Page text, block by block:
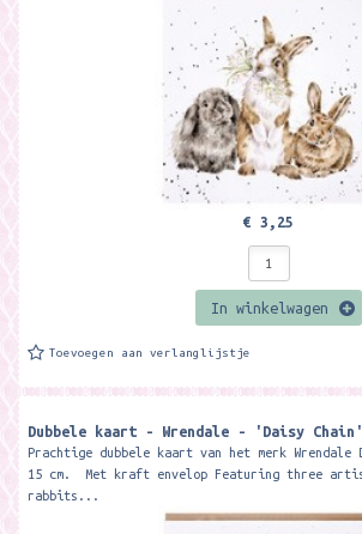
€ 3,25
In winkelwagen
Toevoegen aan verlanglijstje
Dubbele kaart - Wrendale - 'Daisy
Prachtige dubbele kaart van het merk Wrendale
15 cm. Met kraft envelop Featuring three
rabbits...